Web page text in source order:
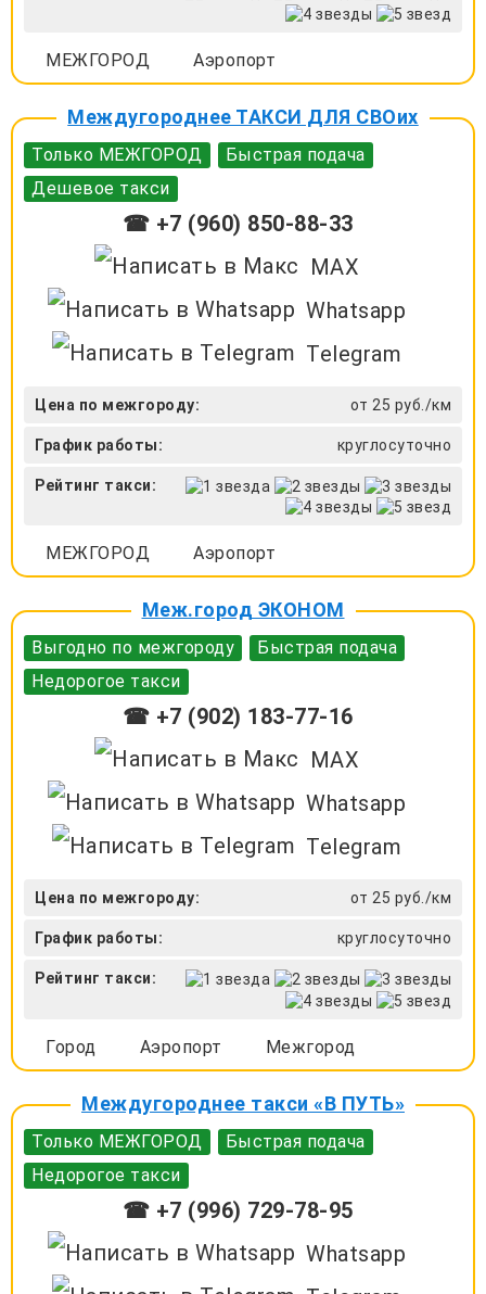
МЕЖГОРОД Аэропорт
Междугороднее ТАКСИ ДЛЯ СВОих
Только МЕЖГОРОД
Быстрая подача
Дешевое такси
☎ +7 (960) 850-88-33
MAX
Whatsapp
Telegram
Цена по межгороду: от 25 руб./км
График работы: круглосуточно
Рейтинг такси:
МЕЖГОРОД Аэропорт
Меж.город ЭКОНОМ
Выгодно по межгороду
Быстрая подача
Недорогое такси
☎ +7 (902) 183-77-16
MAX
Whatsapp
Telegram
Цена по межгороду: от 25 руб./км
График работы: круглосуточно
Рейтинг такси:
Город Аэропорт Межгород
Междугороднее такси «В ПУТЬ»
Только МЕЖГОРОД
Быстрая подача
Недорогое такси
☎ +7 (996) 729-78-95
Whatsapp